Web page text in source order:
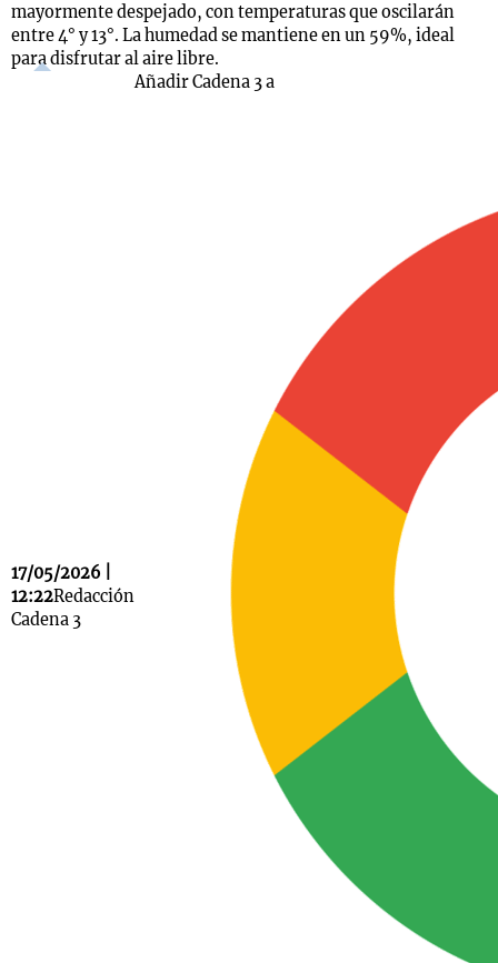
mayormente despejado, con temperaturas que oscilarán
entre 4° y 13°. La humedad se mantiene en un 59%, ideal
para disfrutar al aire libre.
17/05/2026 |
12:22Redacción
Cadena 3
Añadir Cadena 3 a